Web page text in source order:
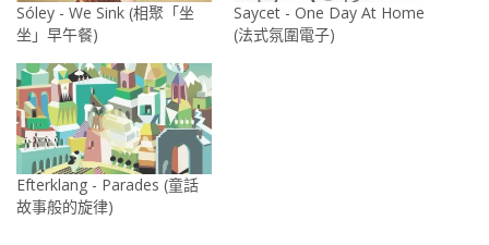
Sóley - We Sink (相聚「坐
坐」早午餐)
Saycet - One Day At Home
(法式氛圍電子)
Efterklang - Parades (童話
故事般的旋律)